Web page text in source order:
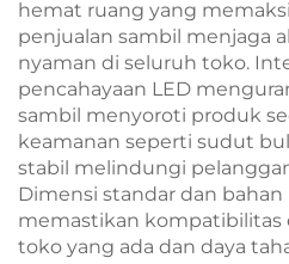
hemat ruang yang
penjualan sambil menjaga
nyaman di seluruh toko.
pencahayaan LED
sambil menyoroti produk
keamanan seperti sudut
stabil melindungi
Dimensi standar dan bahan
memastikan
toko yang ada dan daya